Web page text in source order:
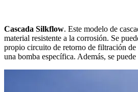
Cascada Silkflow. Este modelo de
material resistente a la corrosión. Se
propio circuito de retorno de filtración de
una bomba específica. Además, se